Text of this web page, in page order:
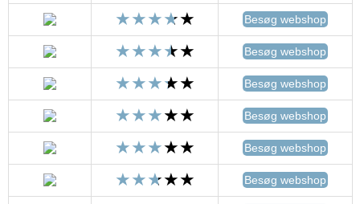
Besøg webshop
Besøg webshop
Besøg webshop
Besøg webshop
Besøg webshop
Besøg webshop